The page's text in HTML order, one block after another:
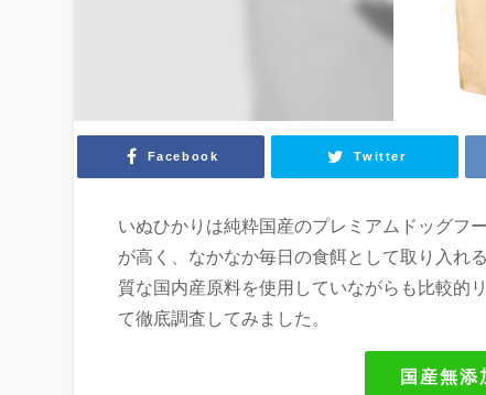
Facebook Twitter
いぬひかりは純粋国産のプレミアムドッグフ
が高く、なかなか毎日の食餌として取り入れ
質な国内産原料を使用していながらも比較的
て徹底調査してみました。
国産無添